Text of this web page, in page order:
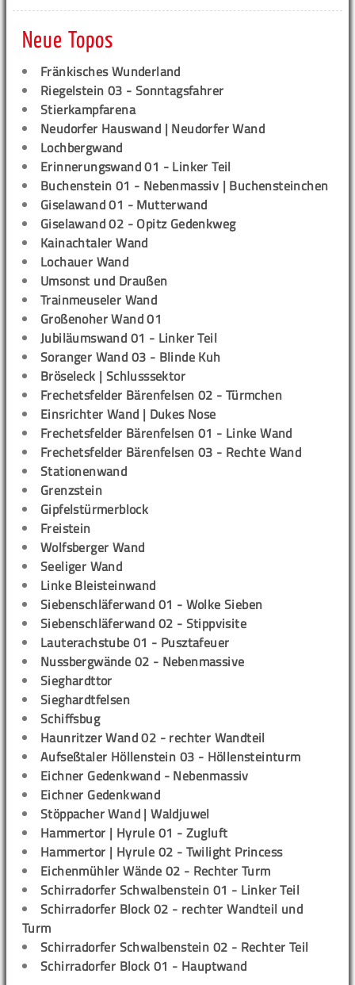
Neue Topos
Fränkisches Wunderland
Riegelstein 03 - Sonntagsfahrer
Stierkampfarena
Neudorfer Hauswand | Neudorfer Wand
Lochbergwand
Erinnerungswand 01 - Linker Teil
Buchenstein 01 - Nebenmassiv | Buchensteinchen
Giselawand 01 - Mutterwand
Giselawand 02 - Opitz Gedenkweg
Kainachtaler Wand
Lochauer Wand
Umsonst und Draußen
Trainmeuseler Wand
Großenoher Wand 01
Jubiläumswand 01 - Linker Teil
Soranger Wand 03 - Blinde Kuh
Bröseleck | Schlusssektor
Frechetsfelder Bärenfelsen 02 - Türmchen
Einsrichter Wand | Dukes Nose
Frechetsfelder Bärenfelsen 01 - Linke Wand
Frechetsfelder Bärenfelsen 03 - Rechte Wand
Stationenwand
Grenzstein
Gipfelstürmerblock
Freistein
Wolfsberger Wand
Seeliger Wand
Linke Bleisteinwand
Siebenschläferwand 01 - Wolke Sieben
Siebenschläferwand 02 - Stippvisite
Lauterachstube 01 - Pusztafeuer
Nussbergwände 02 - Nebenmassive
Sieghardttor
Sieghardtfelsen
Schiffsbug
Haunritzer Wand 02 - rechter Wandteil
Aufseßtaler Höllenstein 03 - Höllensteinturm
Eichner Gedenkwand - Nebenmassiv
Eichner Gedenkwand
Stöppacher Wand | Waldjuwel
Hammertor | Hyrule 01 - Zugluft
Hammertor | Hyrule 02 - Twilight Princess
Eichenmühler Wände 02 - Rechter Turm
Schirradorfer Schwalbenstein 01 - Linker Teil
Schirradorfer Block 02 - rechter Wandteil und
Turm
Schirradorfer Schwalbenstein 02 - Rechter Teil
Schirradorfer Block 01 - Hauptwand